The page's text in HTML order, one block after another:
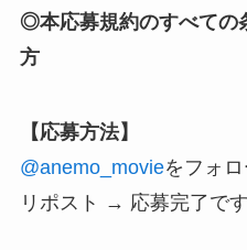
◎本応募規約のすべての
方
【応募方法】
@anemo_movieをフォロ
リポスト → 応募完了です